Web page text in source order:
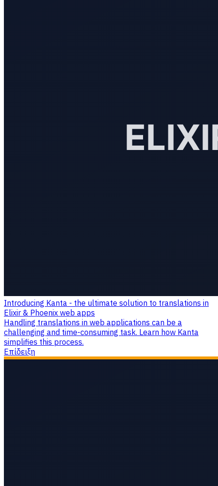
Introducing Kanta - the ultimate solution to translations in
Elixir & Phoenix web apps
Handling translations in web applications can be a
challenging and time-consuming task. Learn how Kanta
simplifies this process.
Επίδειξη